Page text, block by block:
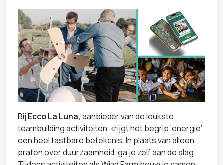
Bij Ecco La Luna, aanbieder van de leukste
teambuilding activiteiten, krijgt het begrip ‘energie’
een heel tastbare betekenis. In plaats van alleen
praten over duurzaamheid, ga je zelf aan de slag.